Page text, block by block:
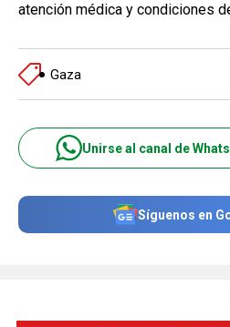
atención médica y condiciones
Gaza
Unirse al canal de
Síguenos en